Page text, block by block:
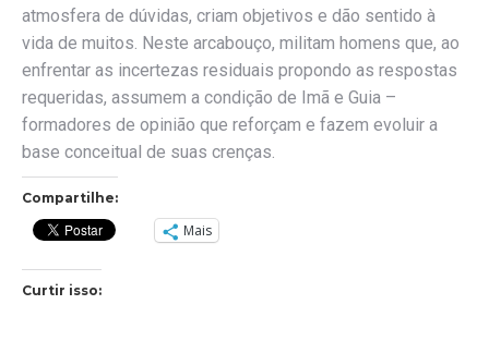
atmosfera de dúvidas, criam objetivos e dão sentido à
vida de muitos. Neste arcabouço, militam homens que, ao
enfrentar as incertezas residuais propondo as respostas
requeridas, assumem a condição de Imã e Guia –
formadores de opinião que reforçam e fazem evoluir a
base conceitual de suas crenças.
Compartilhe:
Mais
Curtir isso: